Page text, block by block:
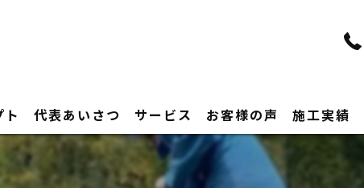
代表あいさつ サービス お客様の声 施工実績